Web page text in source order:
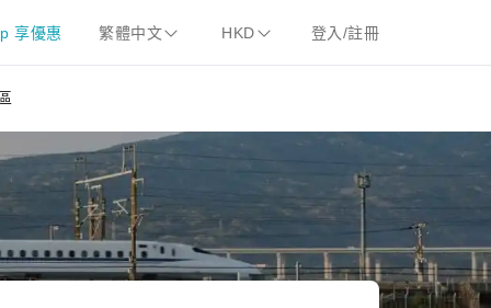
登入/註冊
HKD
繁體中文
享優惠